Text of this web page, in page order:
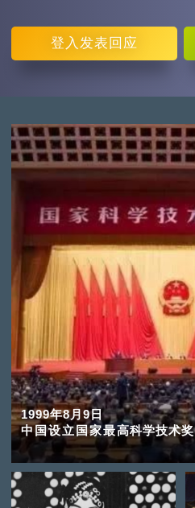
登入 发表回应
1999年8月9日
中国设立国家最高科学技术奖